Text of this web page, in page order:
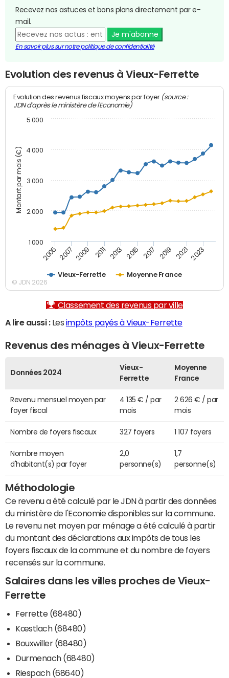
Recevez nos astuces et bons plans directement par e-
mail.
Je m'abonne
En savoir plus sur notre politique de confidentialité
Evolution des revenus à Vieux-Ferrette
Montant par mois (€)
Evolution des revenus fiscaux moyens par foyer (source :
JDN d'après le ministère de l'Economie)
Vieux-Ferrette Moyenne France
2005 2007 2009 2011 2013 2015 2017 2019 2021 2023
1 000
2 000
3 000
4 000
5 000
© JDN 2026
Classement des revenus par ville
A lire aussi :Les impôts payés à Vieux-Ferrette
Revenus des ménages à Vieux-Ferrette
Données 2024
Vieux-
Ferrette
Moyenne
France
Revenu mensuel moyen par
foyer fiscal
4 135 € / par
mois
2 626 € / par
mois
Nombre de foyers fiscaux 327 foyers 1 107 foyers
Nombre moyen
d'habitant(s) par foyer
2,0
personne(s)
1,7
personne(s)
Méthodologie
Ce revenu a été calculé par le JDN à partir des données
du ministère de l'Economie disponibles sur la commune.
Le revenu net moyen par ménage a été calculé à partir
du montant des déclarations aux impôts de tous les
foyers fiscaux de la commune et du nombre de foyers
recensés sur la commune.
Salaires dans les villes proches de Vieux-
Ferrette
Ferrette (68480)
Kœstlach (68480)
Bouxwiller (68480)
Durmenach (68480)
Riespach (68640)